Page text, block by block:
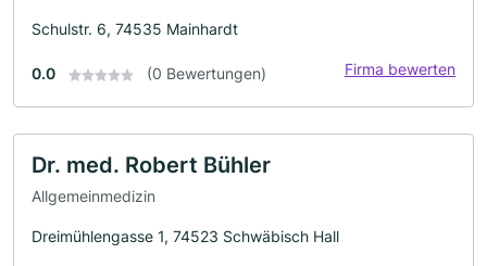
Schulstr. 6, 74535 Mainhardt
0.0 (0 Bewertungen) Firma bewerten
Dr. med. Robert Bühler
Allgemeinmedizin
Dreimühlengasse 1, 74523 Schwäbisch Hall